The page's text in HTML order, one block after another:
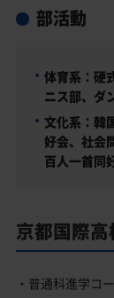
部活動
体育系：硬
ニス部、ダ
文化系：韓
好会、社会
百人一首同
京都国際
・普通科進学コ